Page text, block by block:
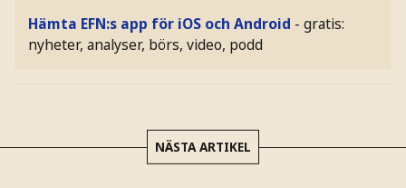
Hämta EFN:s app för iOS och Android - gratis:
nyheter, analyser, börs, video, podd
NÄSTA ARTIKEL